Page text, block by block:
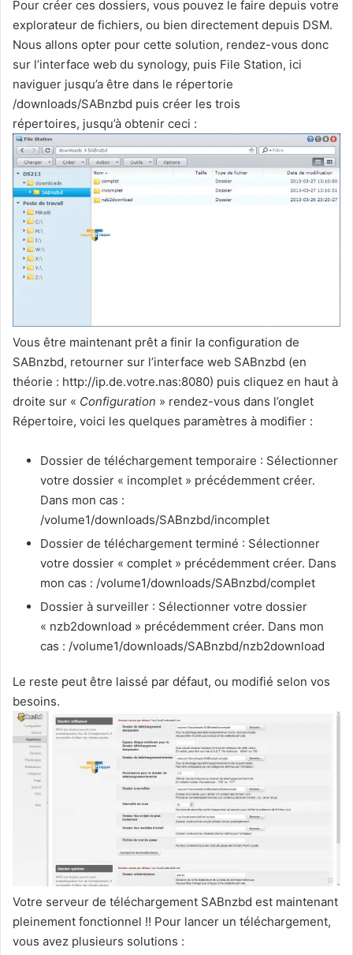
Pour créer ces dossiers, vous pouvez le faire depuis votre
explorateur de fichiers, ou bien directement depuis DSM.
Nous allons opter pour cette solution, rendez-vous donc
sur l’interface web du synology, puis File Station, ici
naviguer jusqu’a être dans le répertorie
/downloads/SABnzbd puis créer les trois
répertoires, jusqu’à obtenir ceci :
Vous être maintenant prêt a finir la configuration de
SABnzbd, retourner sur l’interface web SABnzbd (en
théorie : http://ip.de.votre.nas:8080) puis cliquez en haut à
droite sur « Configuration » rendez-vous dans l’onglet
Répertoire, voici les quelques paramètres à modifier :
Dossier de téléchargement temporaire : Sélectionner
votre dossier « incomplet » précédemment créer.
Dans mon cas :
/volume1/downloads/SABnzbd/incomplet
Dossier de téléchargement terminé : Sélectionner
votre dossier « complet » précédemment créer. Dans
mon cas : /volume1/downloads/SABnzbd/complet
Dossier à surveiller : Sélectionner votre dossier
« nzb2download » précédemment créer. Dans mon
cas : /volume1/downloads/SABnzbd/nzb2download
Le reste peut être laissé par défaut, ou modifié selon vos
besoins.
Votre serveur de téléchargement SABnzbd est maintenant
pleinement fonctionnel !! Pour lancer un téléchargement,
vous avez plusieurs solutions :